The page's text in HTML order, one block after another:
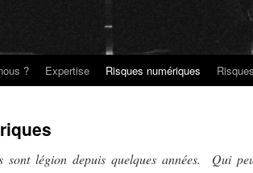
? Expertise Risques numériques
sont légion depuis quelques années. Qui